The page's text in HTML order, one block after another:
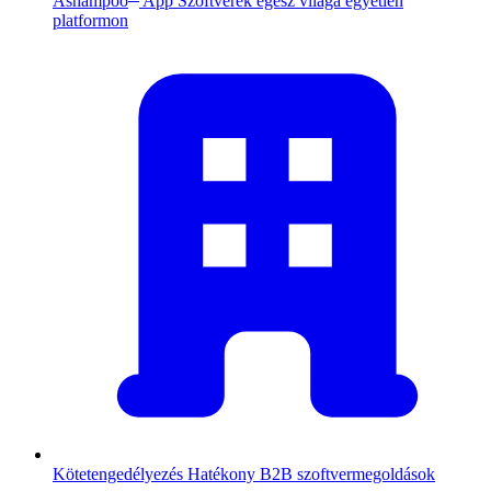
platformon
Kötetengedélyezés Hatékony B2B szoftvermegoldások